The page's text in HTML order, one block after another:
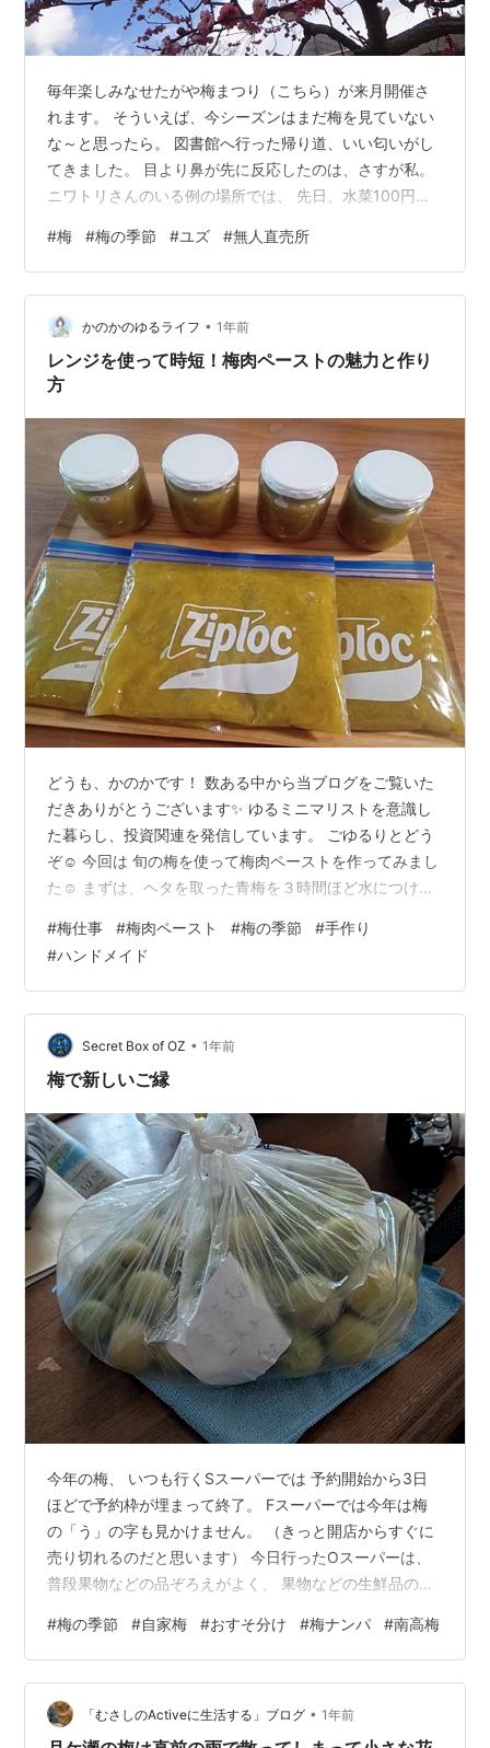
毎年楽しみなせたがや梅まつり（こちら）が来月開催さ
れます。 そういえば、今シーズンはまだ梅を見ていない
な～と思ったら。 図書館へ行った帰り道、いい匂いがし
てきました。 目より鼻が先に反応したのは、さすが私。
ニワトリさんのいる例の場所では、 先日、水菜100円を
100円。巡り合えてよかったわ～。 このあと、高田馬場
遠征。 激ウマのションペイナイ（牛乳プリン）を食べて
から、 田川さん（ギタリストの田川ヒロアキさん）のラ
イブへ。 詳しくは、次回。
#梅 #梅の季節 #ユズ #無人直売所
かのかのゆるライフ • 1年前
レンジを使って時短！梅肉ペーストの魅力と作り
方
どうも、かのかです！ 数ある中から当ブログをご覧いた
だきありがとうございます✨ ゆるミニマリストを意識し
た暮らし、投資関連を発信しています。 ごゆるりとどう
ぞ☺ 今回は 旬の梅を使って梅肉ペーストを作ってみまし
た☺ まずは、ヘタを取った青梅を３時間ほど水につけあ
つぶして割り、種を取っていきます。地味に力のいる作
業ですが、コツコツがんばりました💦梅割り用の専用の
道具もあるようで、たくさん作る人はそちらを利用する
といいと思います！ すごい種の量。 梅仕事はかなりコツ
コツだよね。 あとは煮ていくだけなんですが、時短にす
るためにレンチン。耐熱容器に梅…
#梅仕事 #梅肉ペースト #梅の季節 #手作り
#ハンドメイド
Secret Box of OZ • 1年前
梅で新しいご縁
今年の梅、 いつも行くSスーパーでは 予約開始から3日
ほどで予約枠が埋まって終了。 Fスーパーでは今年は梅
の「う」の字も見かけません。 （きっと開店からすぐに
売り切れるのだと思います） 今日行ったOスーパーは、
普段果物などの品ぞろえがよく、 果物などの生鮮品の持
は、 白加賀は綺麗でしたが4袋しかない。 南高梅は全部
で10袋弱ありましたが 傷が多く熟れ具合も袋によってバ
ラバラ、 白加賀は使ってみたかったのでかごに入れまし
たが、 南高梅は躊躇していました。 すると、70代くらい
の男性が、 「昨日収穫した自宅の梅ですが、 大きさはば
#梅の季節 #自家梅 #おすそ分け #梅ナンパ #南高梅
「むさしのActiveに生活する」ブログ • 1年前